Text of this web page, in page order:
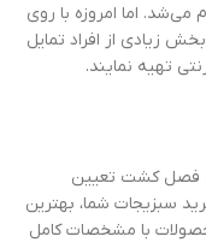
اما امروزه با روی
زیادی از افراد تمایل
تهیه نمایند.
فصل کشت تعیین
سبزیجات شما، بهترین
با مشخصات کامل